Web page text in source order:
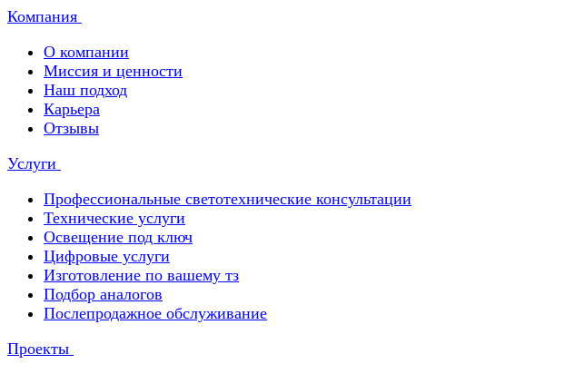
Компания
О компании
Миссия и ценности
Наш подход
Карьера
Отзывы
Услуги
Профессиональные светотехнические консультации
Технические услуги
Освещение под ключ
Цифровые услуги
Изготовление по вашему тз
Подбор аналогов
Послепродажное обслуживание
Проекты